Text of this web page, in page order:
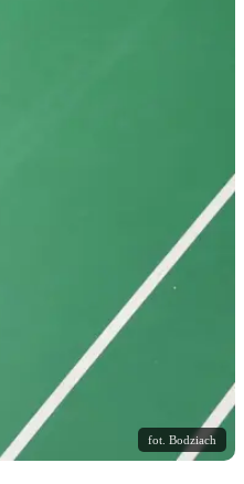
fot. Bodziach